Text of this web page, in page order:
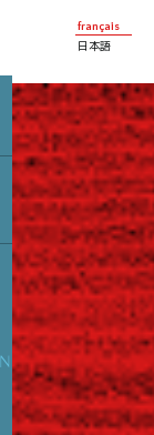
français
日本語